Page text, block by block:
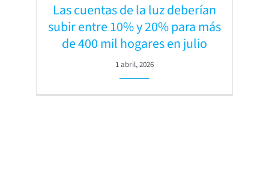
Las cuentas de la luz deberían
subir entre 10% y 20% para más
de 400 mil hogares en julio
1 abril, 2026